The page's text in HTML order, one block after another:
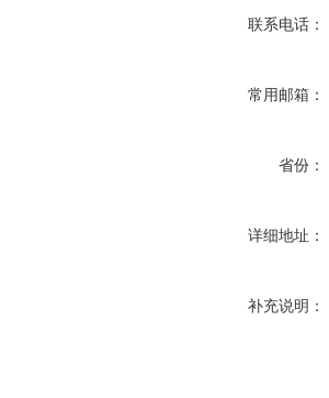
联系电话：
常用邮箱：
省份：
详细地址：
补充说明：